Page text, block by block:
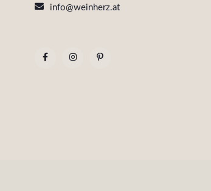
info@weinherz.at